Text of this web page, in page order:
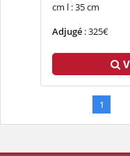
cm l : 35 cm
Adjugé: 325€
1